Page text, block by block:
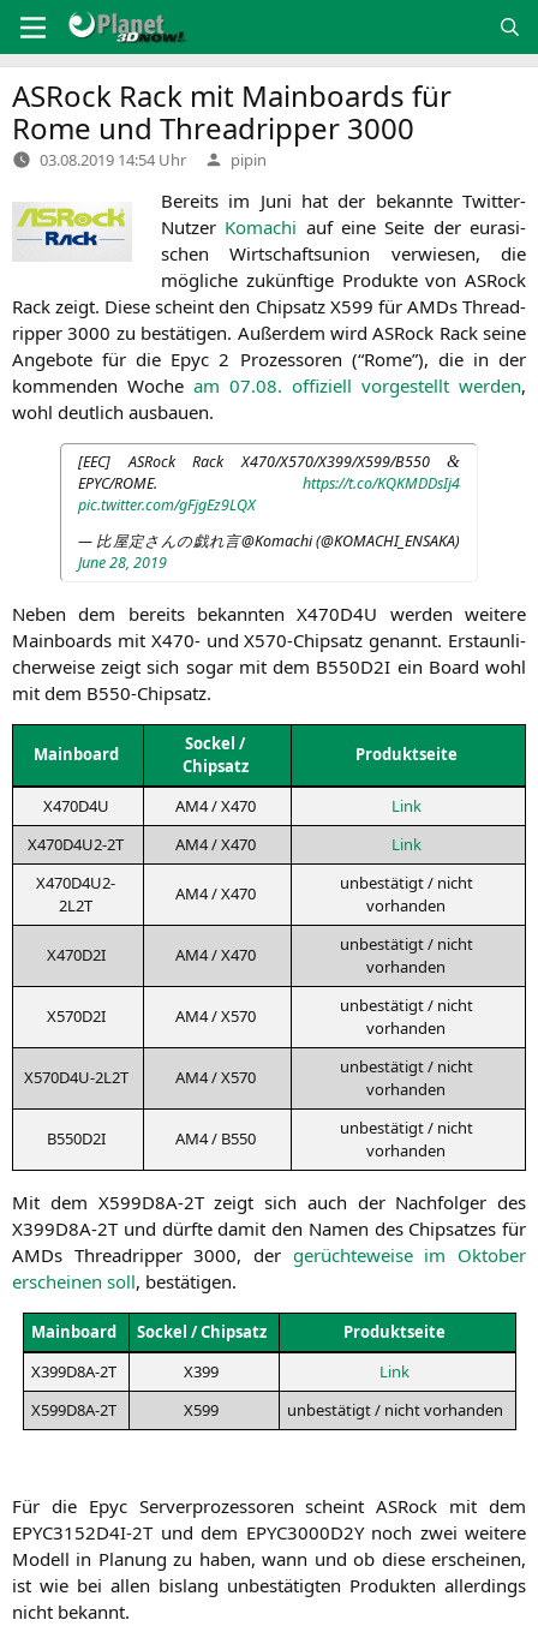
Inhalt
springen
ASRock Rack mit Mainboards für
Rome und Threadripper 3000
03.08.2019 14:54 Uhr Verfasst
von
pipin
Bereits im Juni hat der bekann­te Twit­ter-
Nut­zer Koma­chi auf eine Sei­te der eura­si­
schen Wirt­schafts­uni­on ver­wie­sen, die
mög­li­che zukünf­ti­ge Pro­duk­te von ASRock
Rack zeigt. Die­se scheint den Chip­satz X599 für AMDs Thre­ad­
rip­per 3000 zu bestä­ti­gen. Außer­dem wird ASRock Rack sei­ne
Ange­bo­te für die Epyc 2 Pro­zes­so­ren (“Rome”), die in der
kom­men­den Woche am 07.08. offi­zi­ell vor­ge­stellt wer­den,
wohl deut­lich ausbauen.
[EEC] ASRock RackX470/X570/X399/X599/B550 &
EPYC/ROME. https://t.co/KQKMDDsIj4
pic.twitter.com/gFjgEz9LQX
— 比屋定さんの戯れ言@Komachi (@KOMACHI_ENSAKA)
June 28, 2019
Neben dem bereits bekann­tenX470D4U wer­den wei­te­re
Main­boards mit X470-und X570-Chip­satz genannt. Erstaun­li­
cher­wei­se zeigt sich sogar mit dem B550D2I ein Board wohl
mit dem B550-Chipsatz.
Main­board
Sockel /
Chipsatz
Pro­dukt­sei­te
X470D4U AM4/X470
Link
X470D4U2-2T
AM4/X470
Link
X470D4U2-
2L2T
AM4/X470
unbe­stä­tigt / nicht
vorhanden
X470D2I AM4/X470
unbe­stä­tigt / nicht
vorhanden
X570D2I AM4/X570
unbe­stä­tigt / nicht
vorhanden
X570D4U-2L2T AM4/X570
unbe­stä­tigt / nicht
vorhanden
B550D2I AM4/ B550
unbe­stä­tigt / nicht
vorhanden
Mit dem X599D8A-2Tzeigt sich auch der Nach­fol­ger des
X399D8A-2Tund dürf­te damit den Namen des Chip­sat­zes für
AMDs Thre­ad­rip­per 3000, der gerüch­te­wei­se im Okto­ber
erschei­nen soll, bestä­ti­gen.
Main­board Sockel / Chipsatz
Pro­dukt­sei­te
X399D8A-2T
X399
Link
X599D8A-2T
X599 unbe­stä­tigt / nicht vorhanden
Für die Epyc Ser­ver­pro­zes­so­ren scheint ASRock mit dem
EPYC3152D4I-2Tund dem EPYC3000D2Ynoch zwei wei­te­re
Modell in Pla­nung zu haben, wann und ob die­se erschei­nen,
ist wie bei allen bis­lang unbe­stä­tig­ten Pro­duk­ten aller­dings
nicht bekannt.